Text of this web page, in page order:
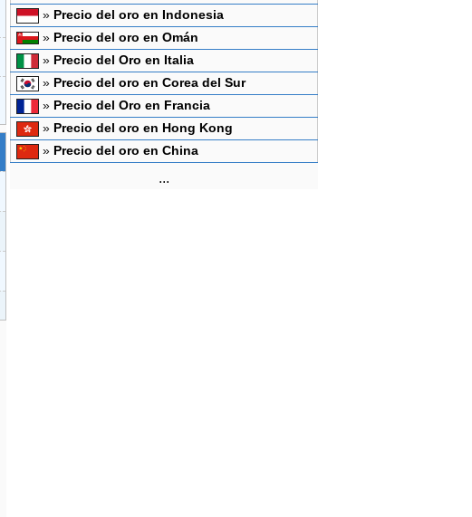
» Precio del oro en Indonesia
» Precio del oro en Omán
» Precio del Oro en Italia
» Precio del oro en Corea del Sur
» Precio del Oro en Francia
» Precio del oro en Hong Kong
» Precio del oro en China
...